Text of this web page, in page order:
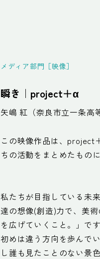
メディア部門［映像］
瞬き｜project＋α
矢嶋 紅（奈良市立一条高
この映像作品は、project
ちの活動をまとめたもの
私たちが目指している未
達の想像(創造)力で、美
を広げていくこと。」です
初めは違う方向を歩んで
し誰も見たことのない景